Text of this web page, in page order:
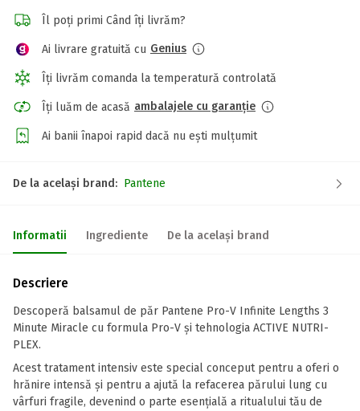
Îl poți primi Când îți livrăm?
Ai livrare gratuită cu Genius
Îți livrăm comanda la temperatură controlată
Îți luăm de acasă ambalajele cu garanție
Ai banii înapoi rapid dacă nu ești mulțumit
De la același brand: Pantene
Informatii Ingrediente De la același brand
Descriere
Descoperă balsamul de păr Pantene Pro-V Infinite Lengths 3
Minute Miracle cu formula Pro-V și tehnologia ACTIVE NUTRI-
PLEX.
Acest tratament intensiv este special conceput pentru a oferi o
hrănire intensă și pentru a ajută la refacerea părului lung cu
vârfuri fragile, devenind o parte esențială a ritualului tău de